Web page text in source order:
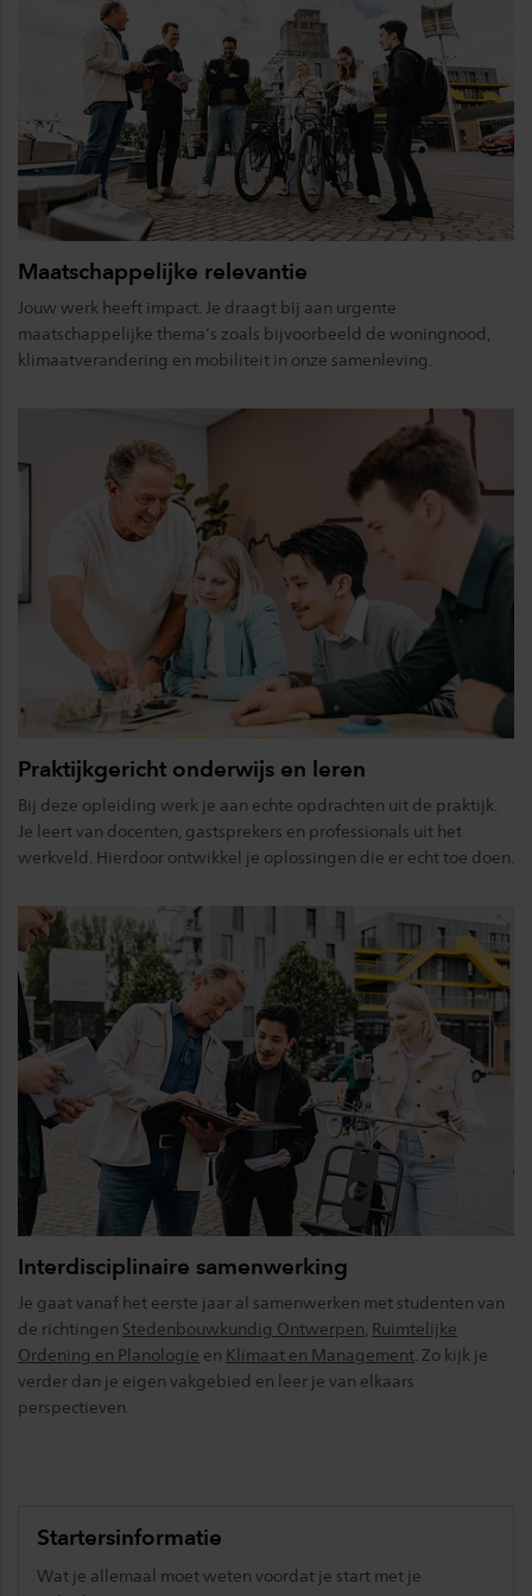
Maatschappelijke relevantie
Jouw werk heeft impact. Je draagt bij aan urgente
maatschappelijke thema’s zoals bijvoorbeeld de woningnood,
klimaatverandering en mobiliteit in onze samenleving.
Praktijkgericht onderwijs en leren
Bij deze opleiding werk je aan echte opdrachten uit de praktijk.
Je leert van docenten, gastsprekers en professionals uit het
werkveld. Hierdoor ontwikkel je oplossingen die er echt toe doen.
Interdisciplinaire samenwerking
Je gaat vanaf het eerste jaar al samenwerken met studenten van
de richtingen Stedenbouwkundig Ontwerpen Ruimtelijke
Ordening en Planologie en Klimaat en Management . Zo kijk je
verder dan je eigen vakgebied en leer je van elkaars
perspectieven.
Startersinformatie
Wat je allemaal moet weten voordat je start met je